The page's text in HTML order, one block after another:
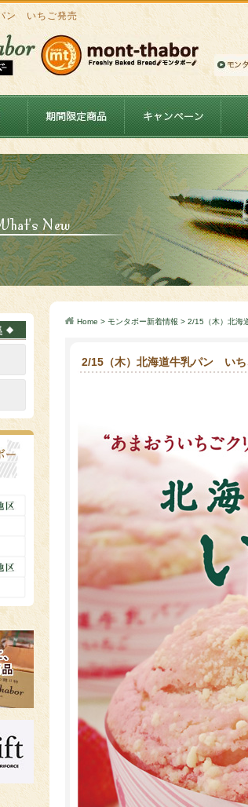
ン いちご発売
Home > モンタボー新着情報 > 2/15（木）北海
2/15（木）北海道牛乳パン いち